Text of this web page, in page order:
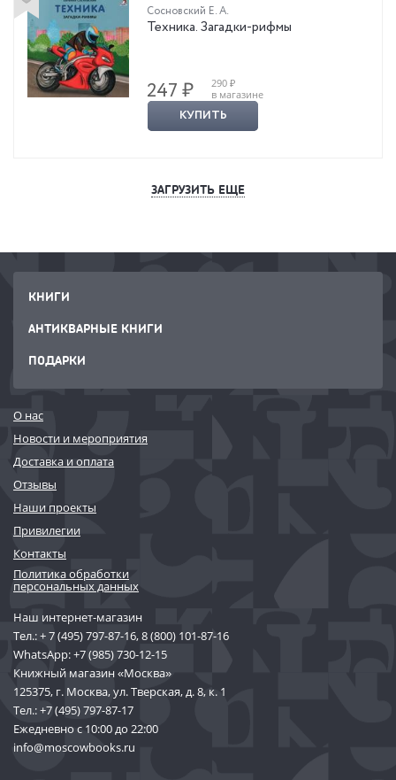
Сосновский Е. А.
Техника. Загадки-рифмы
247 ₽
290 ₽
в магазине
КУПИТЬ
ЗАГРУЗИТЬ ЕЩЕ
КНИГИ
АНТИКВАРНЫЕ КНИГИ
ПОДАРКИ
О нас
Новости и мероприятия
Доставка и оплата
Отзывы
Наши проекты
Привилегии
Контакты
Политика обработки
персональных данных
Наш интернет-магазин
Тел.:+ 7 (495) 797-87-16,8 (800) 101-87-16
WhatsApp:+7 (985) 730-12-15
Книжный магазин «Москва»
125375, г. Москва, ул. Тверская, д. 8, к. 1
Тел.:+7 (495) 797-87-17
Ежедневно с 10:00 до 22:00
info@moscowbooks.ru